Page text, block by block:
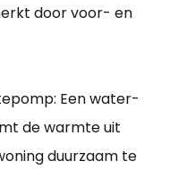
door voor- en
Een water-
de warmte uit
duurzaam te